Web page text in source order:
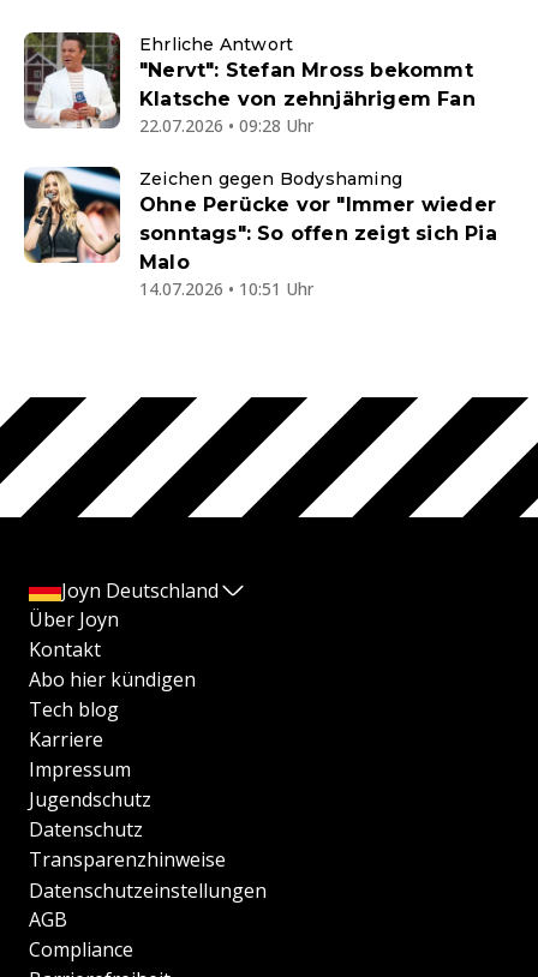
Ehrliche Antwort
"Nervt": Stefan Mross bekommt
Klatsche von zehnjährigem Fan
22.07.2026 • 09:28 Uhr
Zeichen gegen Bodyshaming
Ohne Perücke vor "Immer wieder
sonntags": So offen zeigt sich Pia
Malo
14.07.2026 • 10:51 Uhr
Joyn Deutschland
Über Joyn
Kontakt
Abo hier kündigen
Tech blog
Karriere
Impressum
Jugendschutz
Datenschutz
Transparenzhinweise
Datenschutzeinstellungen
AGB
Compliance